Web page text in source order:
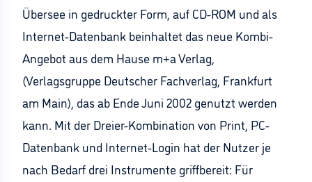
Übersee in gedruckter Form, auf CD-ROM und als
Internet-Datenbank beinhaltet das neue Kombi-
Angebot aus dem Hause m+a Verlag,
(Verlagsgruppe Deutscher Fachverlag, Frankfurt
am Main), das ab Ende Juni 2002 genutzt werden
kann. Mit der Dreier-Kombination von Print, PC-
Datenbank und Internet-Login hat der Nutzer je
nach Bedarf drei Instrumente griffbereit: Für